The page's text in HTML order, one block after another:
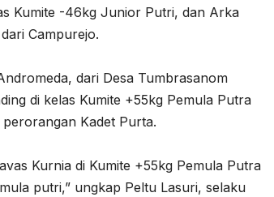
Kumite -46kg Junior Putri, dan Arka
Campurejo.
dari Desa Tumbrasanom
di kelas Kumite +55kg Pemula Putra
Kadet Purta.
Kurnia di Kumite +55kg Pemula Putra
putri,” ungkap Peltu Lasuri, selaku